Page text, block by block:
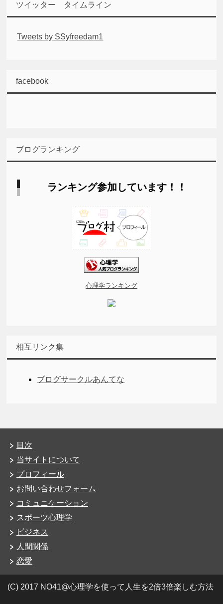
ツイッター タイムライン
Tweets by SSyfreedam1
facebook
ブログランキング
ランキング参加しています！！
心理学ランキング
相互リンク集
ブログサークルあんてな
目次
当サイトについて
プロフィール
お問い合わせフォーム
コミュニケーション
スポーツ心理学
ビジネス
人間関係
恋愛
(C) 2017 NO41@心理学を使って人生を2倍3倍楽しむ方法